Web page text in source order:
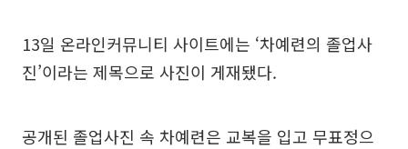
13일 온라인커뮤니티 사이트에는 ‘차예련의 졸업사
진’이라는 제목으로 사진이 게재됐다.
공개된 졸업사진 속 차예련은 교복을 입고 무표정으